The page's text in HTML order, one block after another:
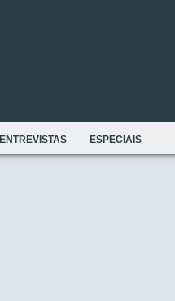
ENTREVISTAS ESPECIAIS